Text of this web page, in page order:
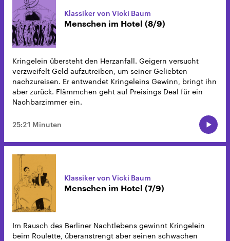
Klassiker von Vicki Baum
Menschen im Hotel (8/9)
Kringelein übersteht den Herzanfall. Geigern versucht
verzweifelt Geld aufzutreiben, um seiner Geliebten
nachzureisen. Er entwendet Kringeleins Gewinn, bringt ihn
aber zurück. Flämmchen geht auf Preisings Deal für ein
Nachbarzimmer ein.
25:21 Minuten
Klassiker von Vicki Baum
Menschen im Hotel (7/9)
Im Rausch des Berliner Nachtlebens gewinnt Kringelein
beim Roulette, überanstrengt aber seinen schwachen